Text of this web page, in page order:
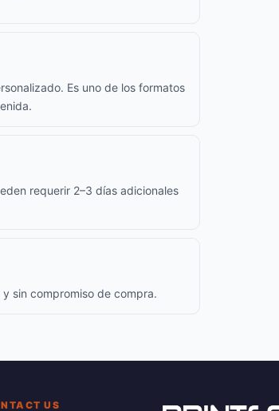
Es uno de los formatos
requerir 2–3 días adicionales
sin compromiso de compra.
US